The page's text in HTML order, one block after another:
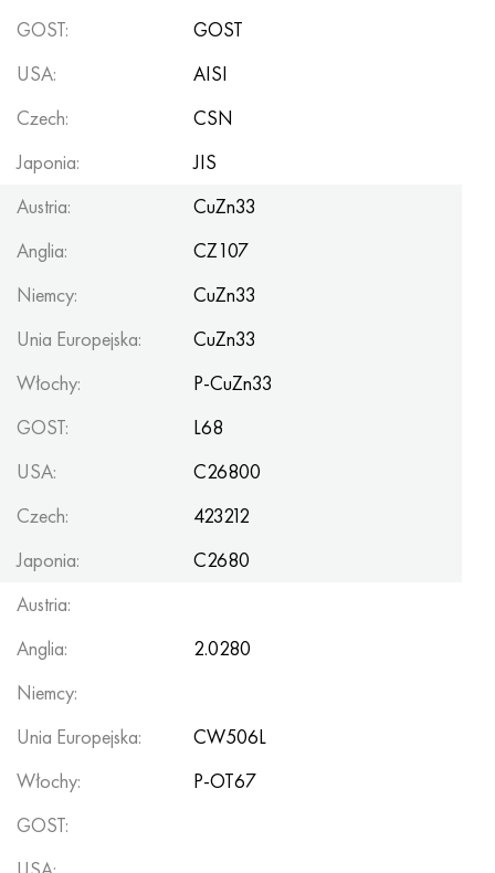
GOST:
GOST
USA:
AISI
Czech:
CSN
Japonia:
JIS
Austria:
CuZn33
Anglia:
CZ107
Niemcy:
CuZn33
Unia Europejska:
CuZn33
Włochy:
P-CuZn33
GOST:
L68
USA:
C26800
Czech:
423212
Japonia:
C2680
Austria:
Anglia:
2.0280
Niemcy:
Unia Europejska:
CW506L
Włochy:
P-OT67
GOST: